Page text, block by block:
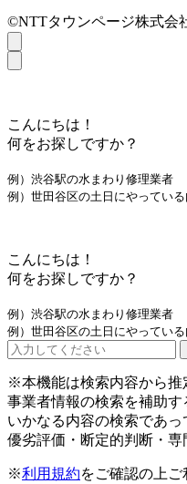
©NTTタウンページ株式会
こんにちは！
何をお探しですか？
例）渋谷駅の水まわり修理業者
例）世田谷区の土日にやってい
こんにちは！
何をお探しですか？
例）渋谷駅の水まわり修理業者
例）世田谷区の土日にやってい
※本機能は検索内容から推
事業者情報の検索を補助す
いかなる内容の検索であ
優劣評価・断定的判断・専
※利用規約をご確認の上